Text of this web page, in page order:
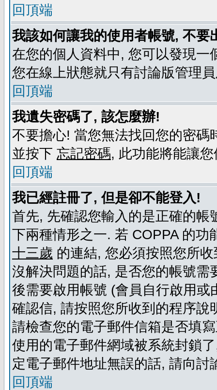
回頂端
我該如何讓我的使用者帳號, 不
在您的個人資料中, 您可以發現一
您在線上狀態就只有討論版管理
回頂端
我遺失密碼了, 該怎麼辦!
不要擔心! 當您無法找回您的密
並按下 忘記密碼, 此功能將能讓
回頂端
我已經註冊了, 但是卻不能登入!
首先, 先確認您輸入的是正確的
下兩種情形之一. 若 COPPA 的
十三歲 的連結, 您必須按照您所
沒解決問題的話, 是否您的帳號
後需要啟用帳號 (會員自行啟用
確認信, 請按照您所收到的程序
請檢查您的電子郵件信箱是否填
使用的電子郵件網域被系統封鎖
定電子郵件地址無誤的話, 請向
回頂端